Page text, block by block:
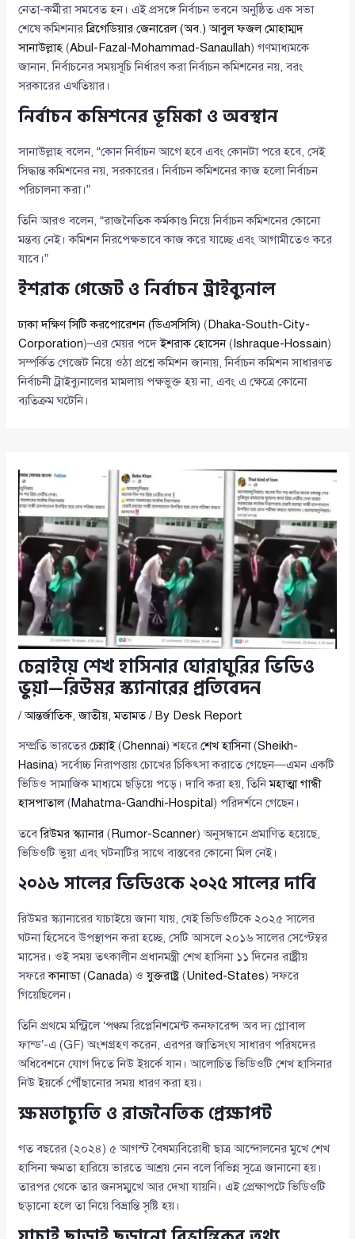
নেতা-কর্মীরা সমবেত হন। এই প্রসঙ্গে নির্বাচন ভবনে অনুষ্ঠিত এক সভা
শেষে কমিশনারব্রিগেডিয়ার জেনারেল (অব.) আবুল ফজল মোহাম্মদ
সানাউল্লাহ (Abul-Fazal-Mohammad-Sanaullah) গণমাধ্যমকে
জানান, নির্বাচনের সময়সূচি নির্ধারণ করা নির্বাচন কমিশনের নয়, বরং
সরকারের এখতিয়ার।
নির্বাচন কমিশনের ভূমিকা ও অবস্থান
সানাউল্লাহ বলেন, “কোন নির্বাচন আগে হবে এবং কোনটা পরে হবে, সেই
সিদ্ধান্ত কমিশনের নয়, সরকারের। নির্বাচন কমিশনের কাজ হলো নির্বাচন
পরিচালনা করা।”
তিনি আরও বলেন, “রাজনৈতিক কর্মকাণ্ড নিয়ে নির্বাচন কমিশনের কোনো
মন্তব্য নেই। কমিশন নিরপেক্ষভাবে কাজ করে যাচ্ছে এবং আগামীতেও করে
যাবে।”
ইশরাক গেজেট ও নির্বাচন ট্রাইব্যুনাল
ঢাকা দক্ষিণ সিটি করপোরেশন (ডিএসসিসি) ( Dhaka-South-City-
Corporation)–এর মেয়র পদেইশরাক হোসেন( Ishraque-Hossain)
সম্পর্কিত গেজেট নিয়ে ওঠা প্রশ্নে কমিশন জানায়, নির্বাচন কমিশন সাধারণত
নির্বাচনী ট্রাইব্যুনালের মামলায় পক্ষভুক্ত হয় না, এবং এ ক্ষেত্রে কোনো
ব্যতিক্রম ঘটেনি।
চেন্নাইয়ে শেখ হাসিনার ঘোরাঘুরির ভিডিও
ভুয়া—রিউমর স্ক্যানারের প্রতিবেদন
/আন্তর্জাতিক,জাতীয়,মতামত/ By Desk Report
সম্প্রতি ভারতেরচেন্নাই(Chennai) শহরেশেখ হাসিনা(Sheikh-
Hasina) সর্বোচ্চ নিরাপত্তায় চোখের চিকিৎসা করাতে গেছেন—এমন একটি
ভিডিও সামাজিক মাধ্যমে ছড়িয়ে পড়ে। দাবি করা হয়, তিনিমহাত্মা গান্ধী
হাসপাতাল(Mahatma-Gandhi-Hospital ) পরিদর্শনে গেছেন।
তবেরিউমর স্ক্যানার ( Rumor-Scanner) অনুসন্ধানে প্রমাণিত হয়েছে,
ভিডিওটি ভুয়া এবং ঘটনাটির সাথে বাস্তবের কোনো মিল নেই।
২০১৬ সালের ভিডিওকে ২০২৫ সালের দাবি
রিউমর স্ক্যানারের যাচাইয়ে জানা যায়, যেই ভিডিওটিকে ২০২৫ সালের
ঘটনা হিসেবে উপস্থাপন করা হচ্ছে, সেটি আসলে ২০১৬ সালের সেপ্টেম্বর
মাসের। ওই সময় তৎকালীন প্রধানমন্ত্রী শেখ হাসিনা ১১ দিনের রাষ্ট্রীয়
সফরেকানাডা(Canada) ওযুক্তরাষ্ট্র (United-States) সফরে
গিয়েছিলেন।
তিনি প্রথমে মন্ট্রিলে ‘পঞ্চম রিপ্লেনিশমেন্ট কনফারেন্স অব দ্য গ্লোবাল
ফান্ড’-এ (GF) অংশগ্রহণ করেন, এরপর জাতিসংঘ সাধারণ পরিষদের
অধিবেশনে যোগ দিতে নিউ ইয়র্কে যান। আলোচিত ভিডিওটি শেখ হাসিনার
নিউ ইয়র্কে পৌঁছানোর সময় ধারণ করা হয়।
ক্ষমতাচ্যুতি ও রাজনৈতিক প্রেক্ষাপট
গত বছরের (২০২৪) ৫ আগস্ট বৈষম্যবিরোধী ছাত্র আন্দোলনের মুখে শেখ
হাসিনা ক্ষমতা হারিয়ে ভারতে আশ্রয় নেন বলে বিভিন্ন সূত্রে জানানো হয়।
তারপর থেকে তার জনসম্মুখে আর দেখা যায়নি। এই প্রেক্ষাপটে ভিডিওটি
ছড়ানো হলে তা নিয়ে বিভ্রান্তি সৃষ্টি হয়।